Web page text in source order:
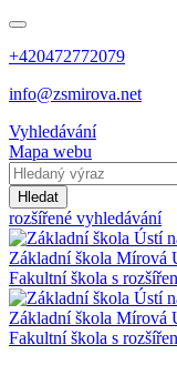
+420472772079
info@zsmirova.net
Vyhledávání
Mapa webu
Hledat
rozšířené vyhledávání
Základní škola Mírová
Fakultní škola s
Základní škola Mírová
Fakultní škola s